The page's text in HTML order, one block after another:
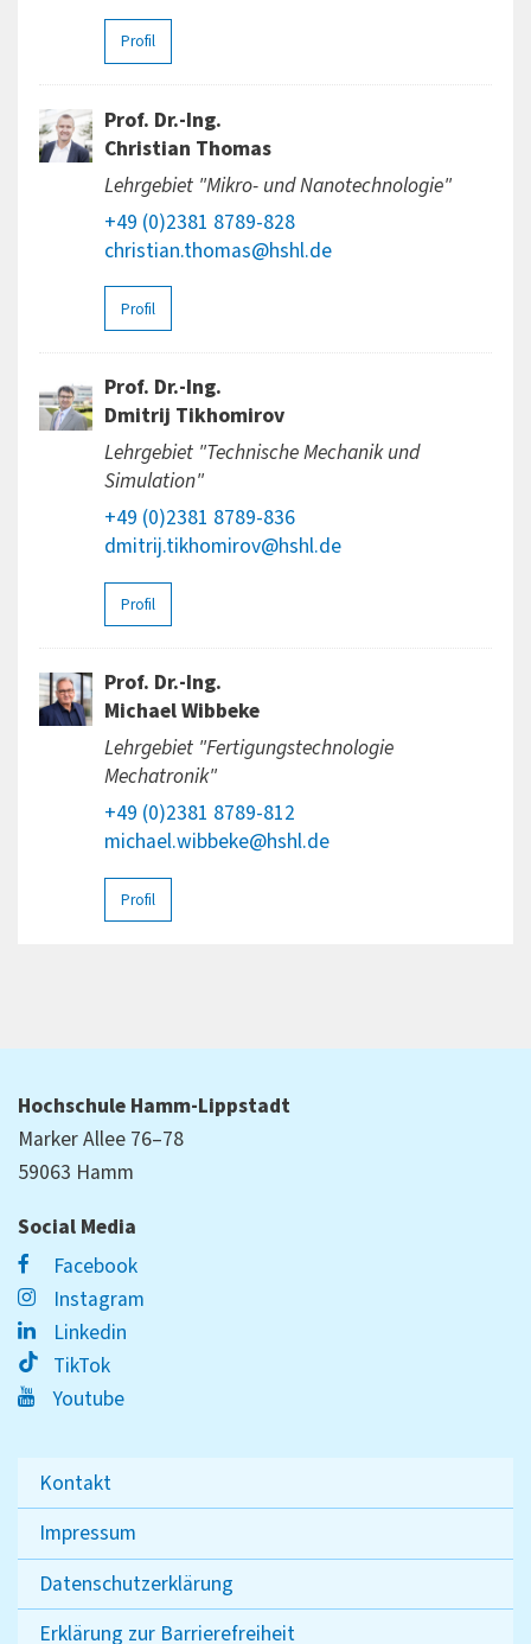
Profil
Prof. Dr.-Ing.
Christian Thomas
Lehrgebiet "Mikro- und Nanotechnologie"
+49 (0)2381 8789-828
christian.thomas@hshl.de
Profil
Prof. Dr.-Ing.
Dmitrij Tikhomirov
Lehrgebiet "Technische Mechanik und
Simulation"
+49 (0)2381 8789-836
dmitrij.tikhomirov@hshl.de
Profil
Prof. Dr.-Ing.
Michael Wibbeke
Lehrgebiet "Fertigungstechnologie
Mechatronik"
+49 (0)2381 8789-812
michael.wibbeke@hshl.de
Profil
Hochschule Hamm-Lippstadt
Marker Allee 76–78
59063 Hamm
Social Media
Facebook
Instagram
Linkedin
TikTok
Youtube
Kontakt
Impressum
Datenschutzerklärung
Erklärung zur Barrierefreiheit